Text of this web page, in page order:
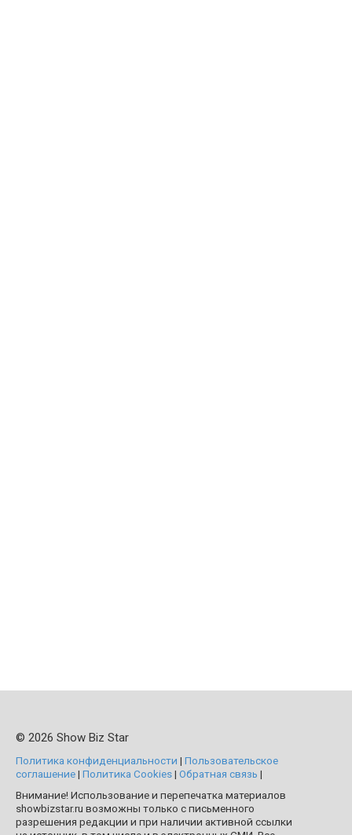
© 2026 Show Biz Star
Политика конфиденциальности | Пользовательское
соглашение| Политика Cookies| Обратная связь |
Внимание! Использование и перепечатка материалов
showbizstar.ru возможны только с письменного
разрешения редакции и при наличии активной ссылки